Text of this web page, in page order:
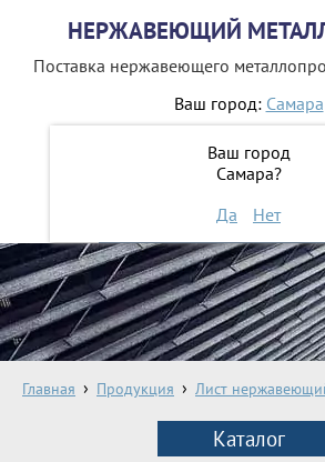
НЕРЖАВЕЮЩИЙ
Поставка нержавеющего
Ваш город: Самара
Ваш город
Самара?
Да
Нет
8 800 551-16-44
ЗАКАЗАТЬ ОБРАТНЫЙ
Главная Продукция Лист
Каталог